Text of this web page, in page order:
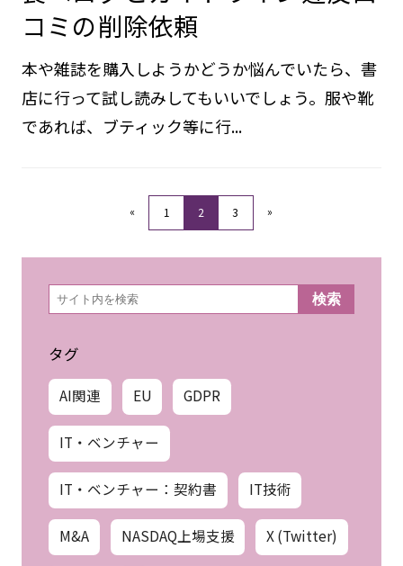
コミの削除依頼
本や雑誌を購入しようかどうか悩んでいたら、書
店に行って試し読みしてもいいでしょう。服や靴
であれば、ブティック等に行...
« 1 2 3 »
検
索 検索
タグ
AI関連 EU GDPR
IT・ベンチャー
IT・ベンチャー：契約書 IT技術
M&A NASDAQ上場支援 X (Twitter)